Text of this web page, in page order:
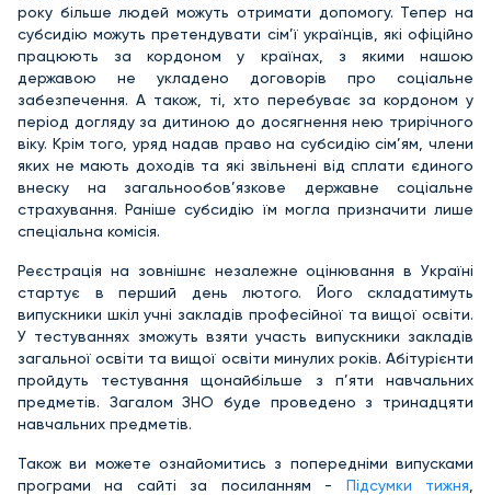
року більше людей можуть отримати допомогу. Тепер на
субсидію можуть претендувати сім’ї українців, які офіційно
працюють за кордоном у країнах, з якими нашою
державою не укладено договорів про соціальне
забезпечення. А також, ті, хто перебуває за кордоном у
період догляду за дитиною до досягнення нею трирічного
віку. Крім того, уряд надав право на субсидію сім’ям, члени
яких не мають доходів та які звільнені від сплати єдиного
внеску на загальнообов’язкове державне соціальне
страхування. Раніше субсидію їм могла призначити лише
спеціальна комісія.
Реєстрація на зовнішнє незалежне оцінювання в Україні
стартує в перший день лютого. Його складатимуть
випускники шкіл учні закладів професійної та вищої освіти.
У тестуваннях зможуть взяти участь випускники закладів
загальної освіти та вищої освіти минулих років. Абітурієнти
пройдуть тестування щонайбільше з п’яти навчальних
предметів. Загалом ЗНО буде проведено з тринадцяти
навчальних предметів.
Також ви можете ознайомитись з попередніми випусками
програми на сайті за посиланням - Підсумки тижня